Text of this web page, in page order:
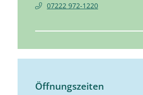
07222 972-1220
Öffnungszeiten